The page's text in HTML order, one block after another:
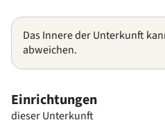
Das Innere der Unterkunft
abweichen.
Einrichtungen
dieser Unterkunft